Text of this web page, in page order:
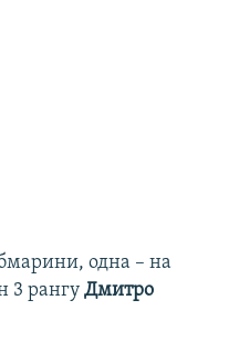
одна – на
3 рангу Дмитро